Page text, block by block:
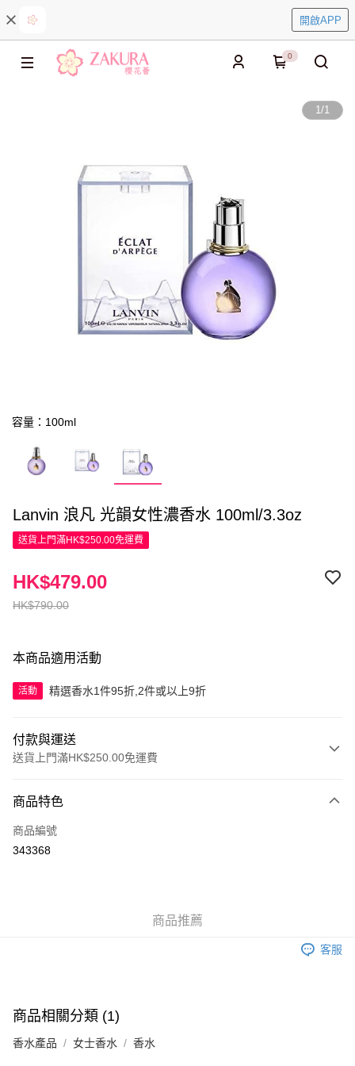
開啟APP
0
1/1
容量：100ml
Lanvin 浪凡 光韻女性濃香水 100ml/3.3oz
送貨上門滿HK$250.00免運費
HK$790.00
HK$479.00
本商品適用活動
活動 精選香水1件95折,2件或以上9折
付款與運送
送貨上門滿HK$250.00免運費
信用卡
Apple Pay
付款後門市自取，訂單確認後2-4個工作天到店，7天內取。逾期後
商品特色
商品編號
343368
商品推薦
客服
商品相關分類 (1)
香水產品 女士香水 香水